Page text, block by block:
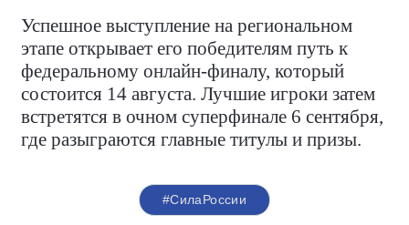
Успешное выступление на региональном
этапе открывает его победителям путь к
федеральному онлайн-финалу, который
состоится 14 августа. Лучшие игроки затем
встретятся в очном суперфинале 6 сентября,
где разыграются главные титулы и призы.
#СилаРоссии